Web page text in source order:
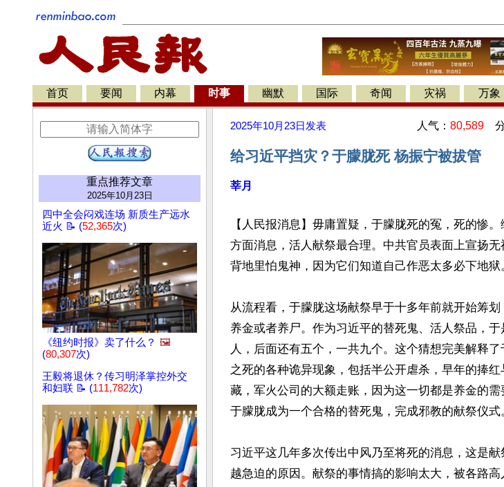
首页 要闻 内幕 时事 幽默 国际 奇闻 灾祸 万象
重点推荐文章
2025年10月23日
四中全会闷戏连场 新质生产远水
近火 📝 (52,365次)
《纽约时报》卖了什么？ 🖼️
(80,307次)
王毅将退休？传习明泽掌控外交
和妇联 📝 (111,782次)
2025年10月23日 发表 人气： 80,589 分
给习近平挡灾？于朦胧死 杨振宁被拔管
莘月
【人民报消息】毋庸置疑，于朦胧死的冤，死的惨。
方面消息，活人献祭最合理。中共官员表面上宣扬无
背地里怕鬼神，因为它们知道自己作恶太多必下地狱
从流程看，于朦胧这场献祭早于十多年前就开始筹划
养金或者养尸。作为习近平的替死鬼、活人祭品，于
人，后面还有五个，一共九个。这个猜想完美解释了
之死的各种诡异现象，包括半公开虐杀，早年的捧红
藏，军火公司的大额走账，因为这一切都是养金的需
于朦胧成为一个合格的替死鬼，完成邪教的献祭仪式
习近平这几年多次传出中风乃至将死的消息，这是献
越急迫的原因。献祭的事情搞的影响太大，被各路高